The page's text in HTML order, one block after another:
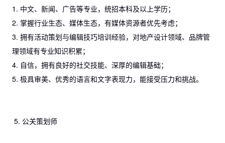
1. 中文、新闻、广告等专业，统招本科及以上学历；
2. 掌握行业生态、媒体生态，有媒体资源者优先考虑；
3. 拥有活动策划与编辑技巧培训经验，对地产设计领域、品牌管
理领域有专业知识积累；
4. 自信，拥有良好的社交技能、深厚的编辑基础；
5. 极具审美、优秀的语言和文字表现力，能接受压力和挑战。
5. 公关策划师